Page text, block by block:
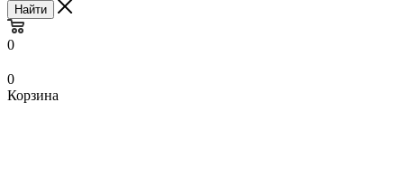
Найти
0
0
Корзина